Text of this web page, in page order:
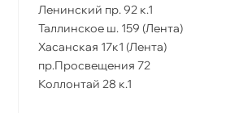
Ленинский пр. 92 к.1
Таллинское ш. 159 (Лента)
Хасанская 17к1 (Лента)
пр.Просвещения 72
Коллонтай 28 к.1